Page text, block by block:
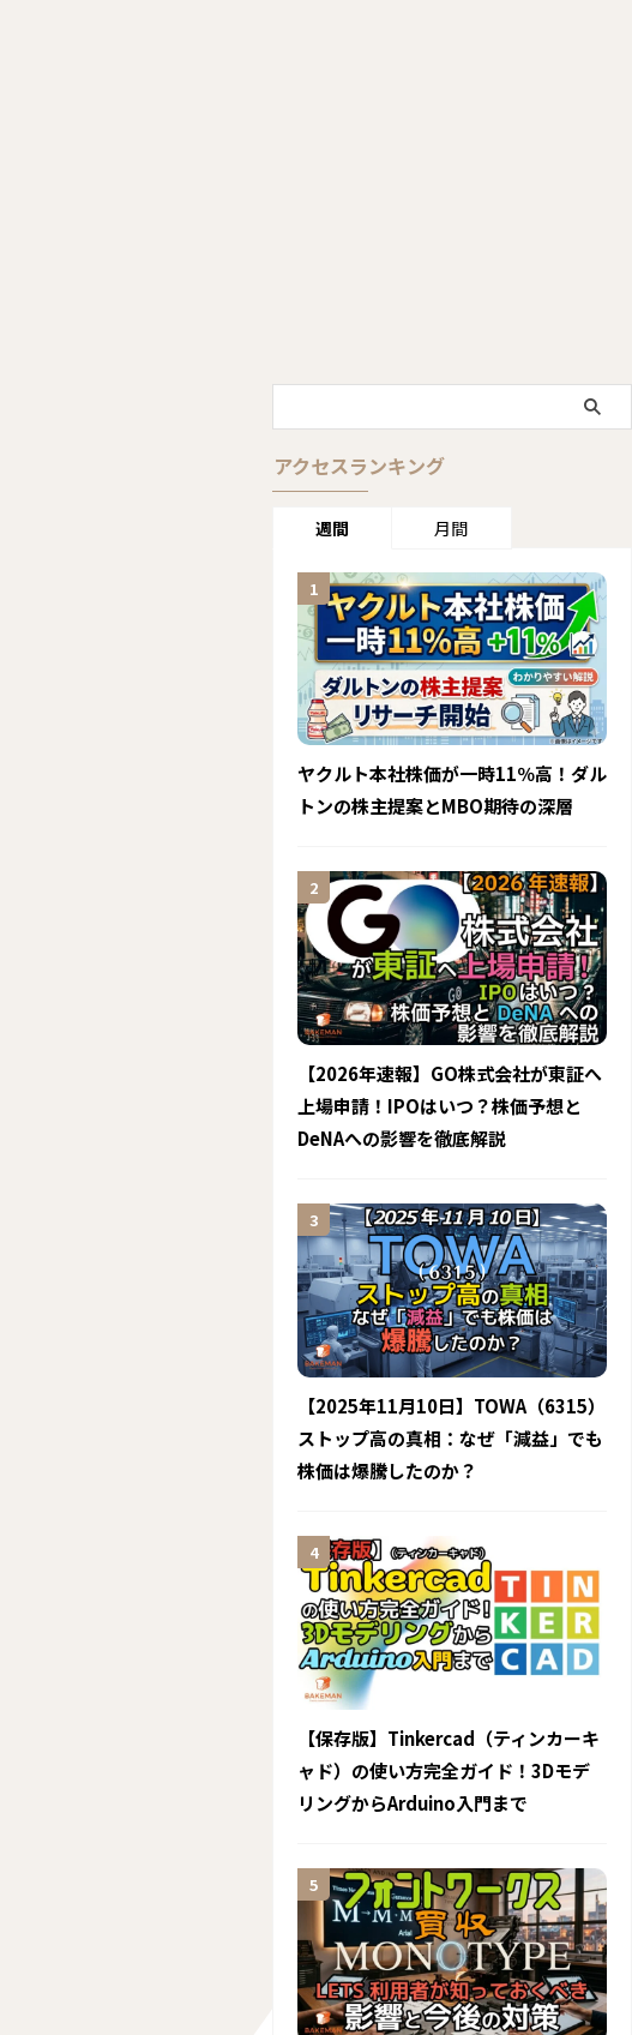
アクセスランキング
週間 月間
ヤクルト本社株価が一時11％高！ダル
トンの株主提案とMBO期待の深層
【2026年速報】GO株式会社が東証へ
上場申請！IPOはいつ？株価予想と
DeNAへの影響を徹底解説
【2025年11月10日】TOWA（6315）
ストップ高の真相：なぜ「減益」でも
株価は爆騰したのか？
【保存版】Tinkercad（ティンカーキ
ャド）の使い方完全ガイド！3Dモデ
リングからArduino入門まで